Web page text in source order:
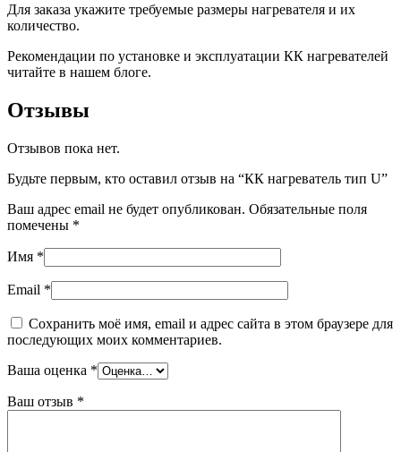
Для заказа укажите требуемые размеры нагревателя и их
количество.
Рекомендации по установке и эксплуатации КК нагревателей
читайте в нашем блоге.
Отзывы
Отзывов пока нет.
Будьте первым, кто оставил отзыв на “КК нагреватель тип U”
Ваш адрес email не будет опубликован. Обязательные поля
помечены *
Имя *
Email *
Сохранить моё имя, email и адрес сайта в этом браузере для
последующих моих комментариев.
Ваша оценка *
Ваш отзыв *